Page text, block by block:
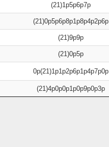
(21)1p5p6p7p
(21)0p5p6p8p1p8p4p2p6p
(21)9p9p
(21)0p5p
0p(21)1p1p2p6p1p4p7p0p
(21)4p0p0p1p0p9p0p3p